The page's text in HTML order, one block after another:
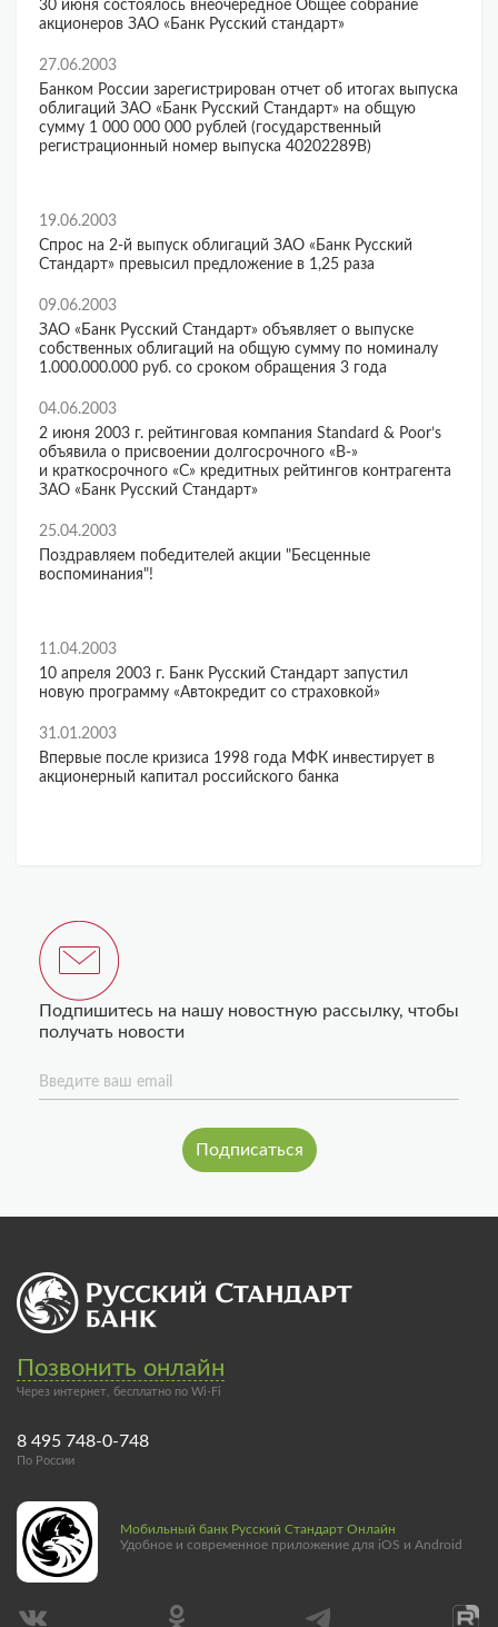
30 июня состоялось внеочередное Общее собрание
акционеров ЗАО «Банк Русский стандарт»
27.06.2003
Банком России зарегистрирован отчет об итогах выпуска
облигаций ЗАО «Банк Русский Стандарт» на общую
сумму 1 000 000 000 рублей (государственный
регистрационный номер выпуска 40202289В)
19.06.2003
Спрос на 2-й выпуск облигаций ЗАО «Банк Русский
Стандарт» превысил предложение в 1,25 раза
09.06.2003
ЗАО «Банк Русский Стандарт» объявляет о выпуске
собственных облигаций на общую сумму по номиналу
1.000.000.000 руб. со сроком обращения 3 года
04.06.2003
2 июня 2003 г. рейтинговая компания Standard & Poor’s
объявила о присвоении долгосрочного «В-»
и краткосрочного «С» кредитных рейтингов контрагента
ЗАО «Банк Русский Стандарт»
25.04.2003
Поздравляем победителей акции "Бесценные
воспоминания"!
11.04.2003
10 апреля 2003 г. Банк Русский Стандарт запустил
новую программу «Автокредит со страховкой»
31.01.2003
Впервые после кризиса 1998 года МФК инвестирует в
акционерный капитал российского банка
Подпишитесь на нашу новостную рассылку, чтобы
получать новости
Введите ваш email
Позвонить онлайн
Через интернет, бесплатно по Wi-Fi
8 495 748-0-748
По России
Мобильный банк Русский Стандарт Онлайн
Удобное и современное приложение для iOS и Android